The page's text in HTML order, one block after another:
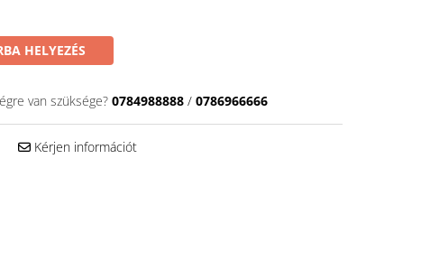
HELYEZÉS
van szüksége? 0784988888 / 0786966666
Kérjen információt